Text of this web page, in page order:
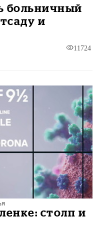
больничный
и
11724
столп и